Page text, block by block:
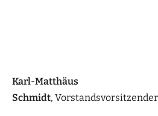
Karl-Matthäus
Schmidt,